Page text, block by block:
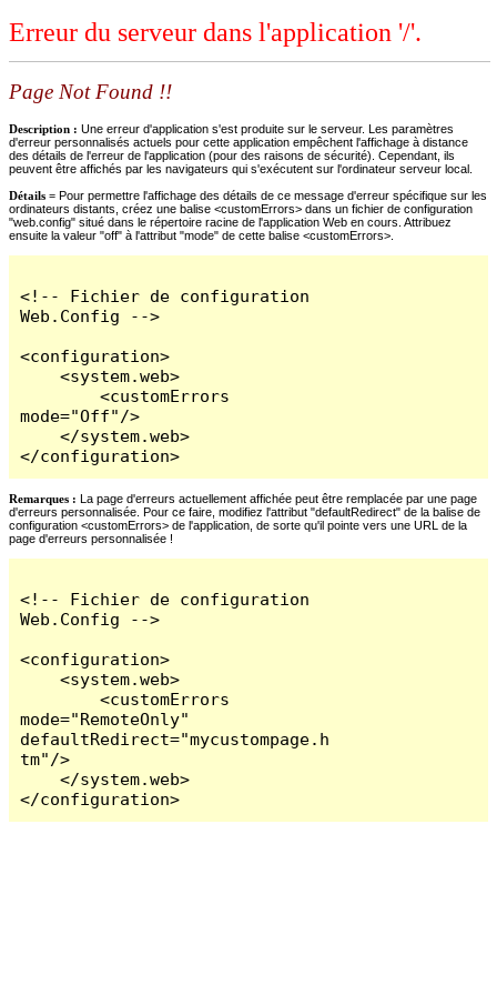
Erreur du serveur dans l'application '/'.
Page Not Found !!
Description : Une erreur d'application s'est produite sur le serveur. Les paramètres
d'erreur personnalisés actuels pour cette application empêchent l'affichage à distance
des détails de l'erreur de l'application (pour des raisons de sécurité). Cependant, ils
peuvent être affichés par les navigateurs qui s'exécutent sur l'ordinateur serveur local.
Détails = Pour permettre l'affichage des détails de ce message d'erreur spécifique sur les
ordinateurs distants, créez une balise <customErrors> dans un fichier de configuration
"web.config" situé dans le répertoire racine de l'application Web en cours. Attribuez
ensuite la valeur "off" à l'attribut "mode" de cette balise <customErrors>.
<!-- Fichier de configuration
Web.Config -->
<configuration>
    <system.web>
        <customErrors
mode="Off"/>
    </system.web>
</configuration>
Remarques : La page d'erreurs actuellement affichée peut être remplacée par une page
d'erreurs personnalisée. Pour ce faire, modifiez l'attribut "defaultRedirect" de la balise de
configuration <customErrors> de l'application, de sorte qu'il pointe vers une URL de la
page d'erreurs personnalisée !
<!-- Fichier de configuration
Web.Config -->
<configuration>
    <system.web>
        <customErrors
mode="RemoteOnly"
defaultRedirect="mycustompage.h
tm"/>
    </system.web>
</configuration>